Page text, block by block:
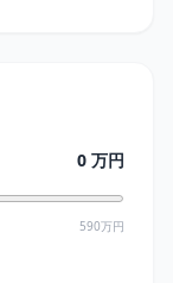
0 万円
590万円